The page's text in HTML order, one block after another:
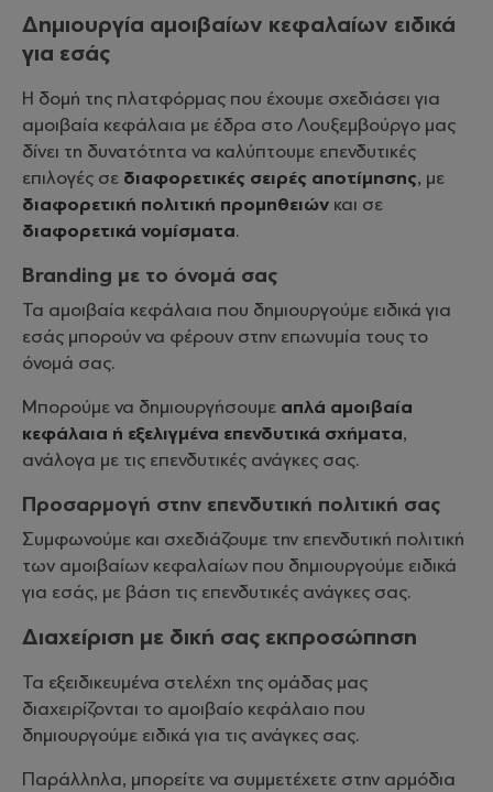
Δημιουργία αμοιβαίων κεφαλαίων ειδικά
για εσάς
Η δομή της πλατφόρμας που έχουμε σχεδιάσει για
αμοιβαία κεφάλαια με έδρα στο Λουξεμβούργο μας
δίνει τη δυνατότητα να καλύπτουμε επενδυτικές
επιλογές σε διαφορετικές σειρές αποτίμησης, με
διαφορετική πολιτική προμηθειών και σε
διαφορετικά νομίσματα.
Branding με το όνομά σας
Τα αμοιβαία κεφάλαια που δημιουργούμε ειδικά για
εσάς μπορούν να φέρουν στην επωνυμία τους το
όνομά σας.
Μπορούμε να δημιουργήσουμε απλά αμοιβαία
κεφάλαια ή εξελιγμένα επενδυτικά σχήματα,
ανάλογα με τις επενδυτικές ανάγκες σας.
Προσαρμογή στην επενδυτική πολιτική σας
Συμφωνούμε και σχεδιάζουμε την επενδυτική πολιτική
των αμοιβαίων κεφαλαίων που δημιουργούμε ειδικά
για εσάς, με βάση τις επενδυτικές ανάγκες σας.
Διαχείριση με δική σας εκπροσώπηση
Τα εξειδικευμένα στελέχη της ομάδας μας
διαχειρίζονται το αμοιβαίο κεφάλαιο που
δημιουργούμε ειδικά για τις ανάγκες σας.
Παράλληλα, μπορείτε να συμμετέχετε στην αρμόδια